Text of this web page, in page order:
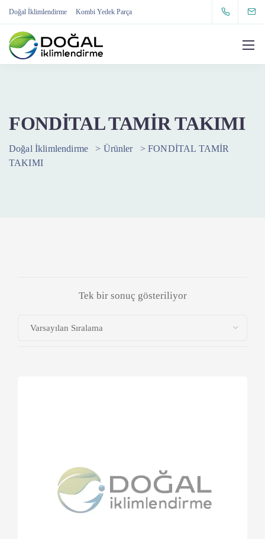
Doğal İklimlendirme Kombi Yedek Parça
FONDİTAL TAMİR TAKIMI
Doğal İklimlendirme > Ürünler >FONDİTAL TAMİR
TAKIMI
Tek bir sonuç gösteriliyor